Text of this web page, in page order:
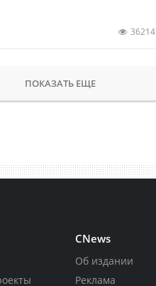
36214
ПОКАЗАТЬ ЕЩЕ
CNews
Об издании
Реклама